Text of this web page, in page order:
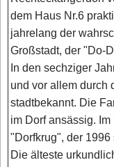
dem Haus Nr.6
jahrelang der
Großstadt, der "Do-
In den sechziger
und vor allem durch
stadtbekannt. Die
im Dorf ansässig.
"Dorfkrug", der
Die älteste